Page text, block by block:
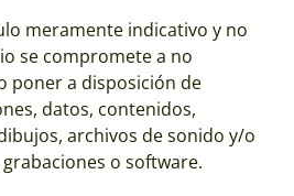
meramente indicativo y no
se compromete a no
poner a disposición de
datos, contenidos,
archivos de sonido y/o
o software.